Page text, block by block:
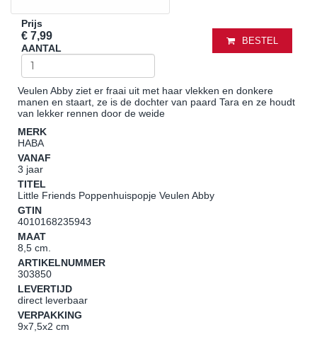
Prijs
€ 7,99
AANTAL
BESTEL
Veulen Abby ziet er fraai uit met haar vlekken en donkere
manen en staart, ze is de dochter van paard Tara en ze houdt
van lekker rennen door de weide
MERK
HABA
VANAF
3 jaar
TITEL
Little Friends Poppenhuispopje Veulen Abby
GTIN
4010168235943
MAAT
8,5 cm.
ARTIKELNUMMER
303850
LEVERTIJD
direct leverbaar
VERPAKKING
9x7,5x2 cm